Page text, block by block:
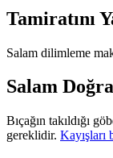
Tamiratını
Salam dilimleme
Salam
Bıçağın takıldığı
gereklidir. Kayışları